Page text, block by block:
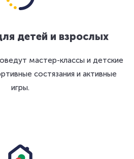
детей и взрослых
мастер-классы и детские
состязания и активные
игры.